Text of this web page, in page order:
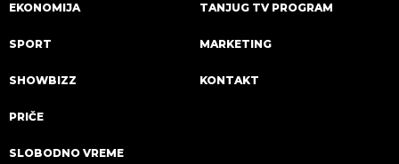
EKONOMIJA
SPORT
SHOWBIZZ
PRIČE
SLOBODNO VREME
TANJUG TV PROGRAM
MARKETING
KONTAKT